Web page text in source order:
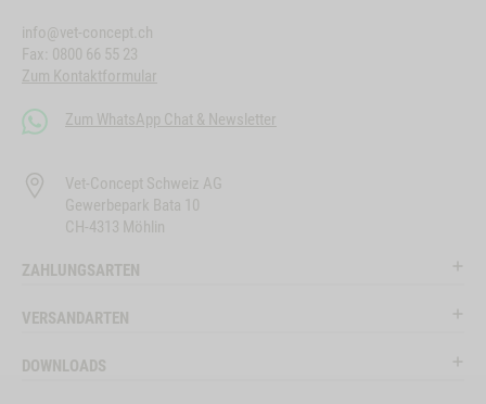
info@vet-concept.ch
Fax: 0800 66 55 23
Zum Kontaktformular
Zum WhatsApp Chat & Newsletter
Vet-Concept Schweiz AG
Gewerbepark Bata 10
CH-4313 Möhlin
ZAHLUNGSARTEN
VERSANDARTEN
DOWNLOADS